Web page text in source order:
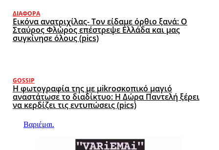
ΔΙΆΦΟΡΑ
Εικόνα ανατριχίλας- Τον είδαμε όρθιο ξανά: Ο
Σταύρος Φλώρος επέστρεψε Ελλάδα και μας
συγκίνησε όλους (pics)
GOSSIP
Η φωτογραφία της με μikroσκοπικό μαγιό
αναστάτωσε το διαδίκτυο: Η Δώρα Παντελή ξέρει
να κερδίζει τις εντυπώσεις (pics)
Βαριέμαι.